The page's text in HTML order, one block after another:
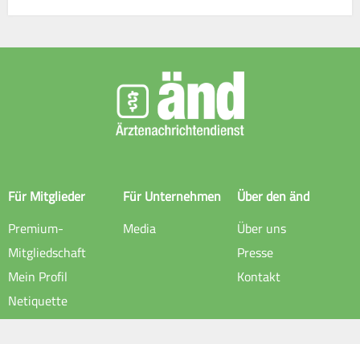
Für Mitglieder
Premium-
Mitgliedschaft
Mein Profil
Netiquette
Für Unternehmen
Media
Über den änd
Über uns
Presse
Kontakt
Rechtliche Hinweise